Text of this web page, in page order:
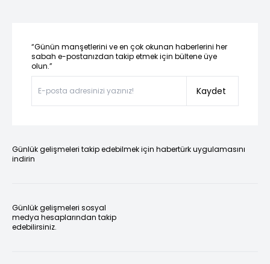
“Günün manşetlerini ve en çok okunan haberlerini her
sabah e-postanızdan takip etmek için bültene üye
olun.”
Kaydet
Günlük gelişmeleri takip edebilmek için habertürk uygulamasını
indirin
Günlük gelişmeleri sosyal
medya hesaplarından takip
edebilirsiniz.